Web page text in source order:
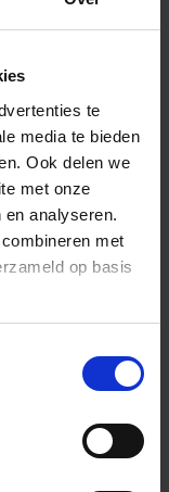
te
media te bieden
Ook delen we
met onze
analyseren.
met
op basis